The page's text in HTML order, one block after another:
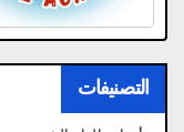
التصنيفات